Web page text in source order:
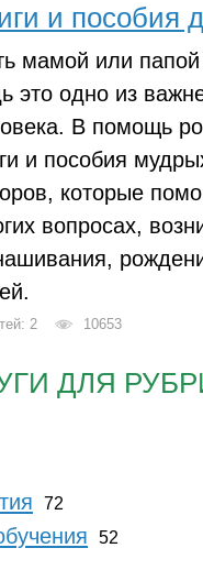
и пособия
мамой или
это одно из
В помощь
и пособия
которые
вопросах,
2 10653
ДЛЯ
72
52